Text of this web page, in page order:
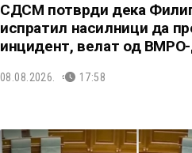
СДСМ потврди дека
испратил насилници да
инцидент, велат од
08.08.2026. 17:58